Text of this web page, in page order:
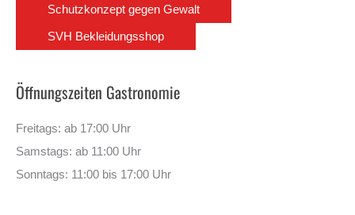
Schutzkonzept gegen Gewalt
SVH Bekleidungsshop
Öffnungszeiten Gastronomie
Freitags: ab 17:00 Uhr
Samstags: ab 11:00 Uhr
Sonntags: 11:00 bis 17:00 Uhr